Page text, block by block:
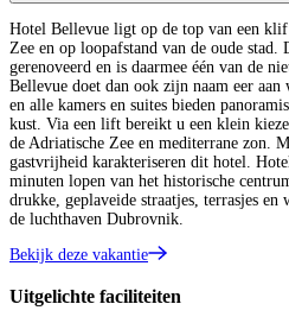
Hotel Bellevue ligt op de top van een
Zee en op loopafstand van de oude
gerenoveerd en is daarmee één van de
Bellevue doet dan ook zijn naam eer
en alle kamers en suites bieden
kust. Via een lift bereikt u een klein
de Adriatische Zee en mediterrane zon.
gastvrijheid karakteriseren dit hotel.
minuten lopen van het historische
drukke, geplaveide straatjes, terrasjes
de luchthaven Dubrovnik.
Bekijk deze vakantie
Uitgelichte faciliteiten